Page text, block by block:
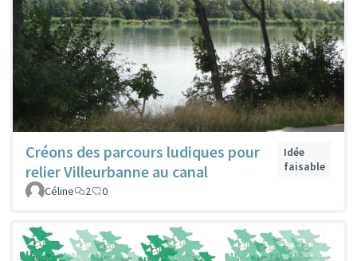
Créons des parcours ludiques pour
relier Villeurbanne au canal
Idée
faisable
Céline
2 0